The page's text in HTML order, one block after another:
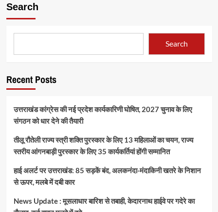
Search
Search
Recent Posts
उत्तराखंड कांग्रेस की नई प्रदेश कार्यकारिणी घोषित, 2027 चुनाव के लिए
संगठन को धार देने की तैयारी
तीलू रौतेली राज्य स्त्री शक्ति पुरस्कार के लिए 13 महिलाओं का चयन, राज्य
स्तरीय आंगनबाड़ी पुरस्कार के लिए 35 कार्यकर्तियां होंगी सम्मानित
हाई अलर्ट पर उत्तराखंड: 85 सड़कें बंद, अलकनंदा-मंदाकिनी खतरे के निशान
से ऊपर, मलबे में दबी कार
News Update : मूसलाधार बारिश से तबाही, केदारनाथ हाईवे पर गदेरे का